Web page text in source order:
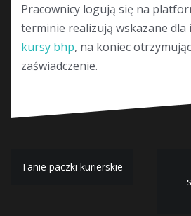
Pracownicy logują się na
terminie realizują wskazane dla
kursy bhp, na koniec
zaświadczenie.
Nawigacja
Tanie paczki kurierskie